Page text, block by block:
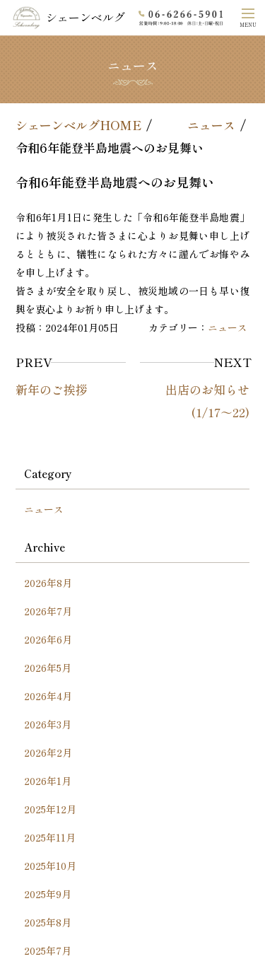
MENU
シェーンベルグ
ホーム
シェーンベルグのこだわり
よくあるご質問
会社概要
ニュース
シェーンベルグHOME
ニュース
令和6年能登半島地震へのお見舞い
令和6年能登半島地震へのお見舞い
令和6年1月1日に発生した「令和6年能登半島地震」
により被災された皆さまに心よりお見舞い申し上げ
るとともに、犠牲になられた方々に謹んでお悔やみ
を申し上げます。
皆さまが安全を取り戻し、被災地域の一日も早い復
興を衷心よりお祈り申し上げます。
投稿：2024年01月05日 カテゴリー： ニュース
PREV
新年のご挨拶
NEXT
出店のお知らせ
(1/17～22)
Category
ニュース
Archive
2026年8月
2026年7月
2026年6月
2026年5月
2026年4月
2026年3月
2026年2月
2026年1月
2025年12月
2025年11月
2025年10月
2025年9月
2025年8月
2025年7月